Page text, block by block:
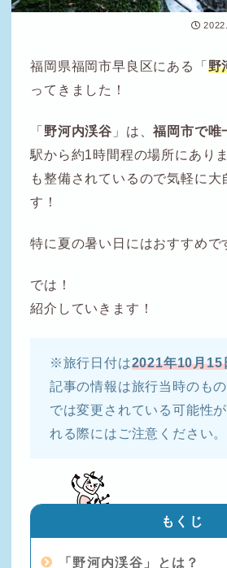
福岡県福岡市早良区にある「 野
ってきました！
「野河内渓谷 」は、福岡市で唯
駅から約1時間程の場所にあり
も整備されているので気軽に大
す！
特に夏の暑い日にはおすすめで
では！
紹介していきます！
※旅行日付は2021年10月15
記事の情報は旅行当時のも
では変更されている可能性
れる際にはご注意ください。
もくじ
「野河内渓谷」とは？